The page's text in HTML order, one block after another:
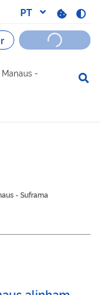
-
- Suframa